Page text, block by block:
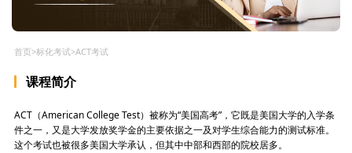
首页>标化考试>ACT考试
课程简介
ACT（American College Test）被称为“美国高考”，它既是美国大学的入学条
件之一，又是大学发放奖学金的主要依据之一及对学生综合能力的测试标准。
这个考试也被很多美国大学承认，但其中中部和西部的院校居多。